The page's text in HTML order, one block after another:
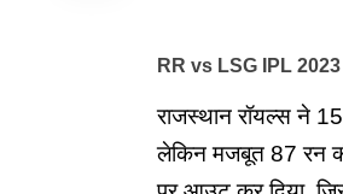
RR vs LSG IPL 2023
राजस्थान रॉयल्सने
लेकिन मजबूत 87 रन